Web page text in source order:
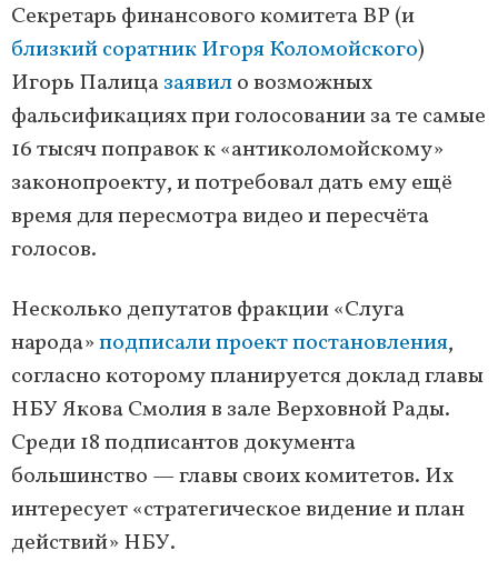
Секретарь финансового комитета ВР (и
близкий соратник Игоря Коломойского)
Игорь Палицазаявило возможных
фальсификациях при голосовании за те самые
16 тысяч поправок к «антиколомойскому»
законопроекту, и потребовал дать ему ещё
время для пересмотра видео и пересчёта
голосов.
Несколько депутатов фракции «Слуга
народа»подписали проект постановления,
согласно которому планируется доклад главы
НБУ Якова Смолия в зале Верховной Рады.
Среди 18 подписантов документа
большинство — главы своих комитетов. Их
интересует «стратегическое видение и план
действий» НБУ.